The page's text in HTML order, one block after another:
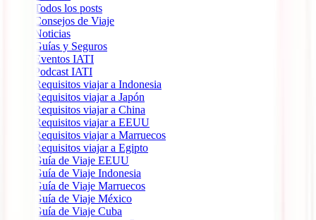
Todos los posts
Consejos de Viaje
Noticias
Guías y Seguros
Eventos IATI
Podcast IATI
Requisitos viajar a Indonesia
Requisitos viajar a Japón
Requisitos viajar a China
Requisitos viajar a EEUU
Requisitos viajar a Marruecos
Requisitos viajar a Egipto
Guía de Viaje EEUU
Guía de Viaje Indonesia
Guía de Viaje Marruecos
Guía de Viaje México
Guía de Viaje Cuba